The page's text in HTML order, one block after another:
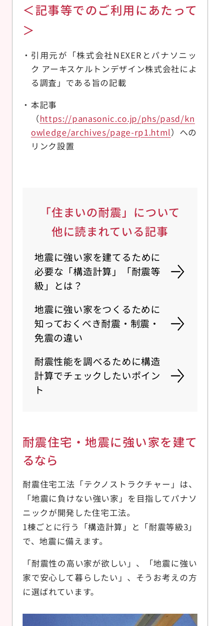
＜記事等でのご利用にあたって
＞
引用元が「株式会社NEXERとパナソニッ
ク アーキスケルトンデザイン株式会社によ
る調査」である旨の記載
本記事
（https://panasonic.co.jp/phs/pasd/kn
owledge/archives/page-rp1.html）への
リンク設置
「住まいの耐震」について
他に読まれている記事
地震に強い家を建てるために
必要な「構造計算」「耐震等
級」とは？
地震に強い家をつくるために
知っておくべき耐震・制震・
免震の違い
耐震性能を調べるために構造
計算でチェックしたいポイン
ト
耐震住宅・地震に強い家を建て
るなら
耐震住宅工法「テクノストラクチャー」は、
「地震に負けない強い家」を目指してパナソ
ニックが開発した住宅工法。
1棟ごとに行う「構造計算」と「耐震等級3」
で、地震に備えます。
「耐震性の高い家が欲しい」、「地震に強い
家で安心して暮らしたい」、そうお考えの方
に選ばれています。